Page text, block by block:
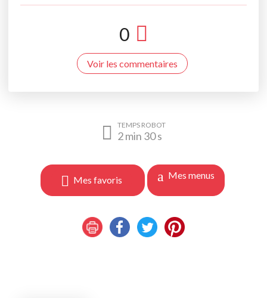
0
Voir les commentaires
TEMPS ROBOT
2min 30s
Mes favoris Mes menus